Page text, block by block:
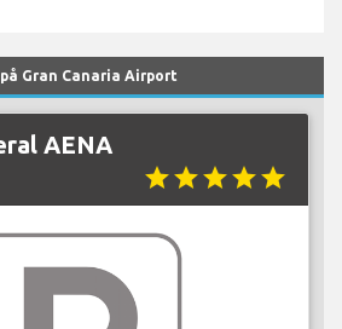
Gran Canaria Airport
AENA
starstarstarstarstar